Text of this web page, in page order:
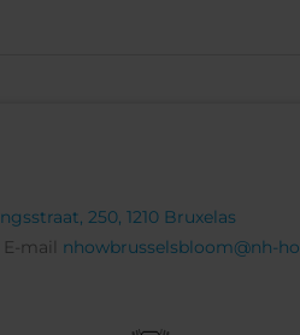
250, 1210 Bruxelas
| E-mail nhowbrusselsbloom@nh-